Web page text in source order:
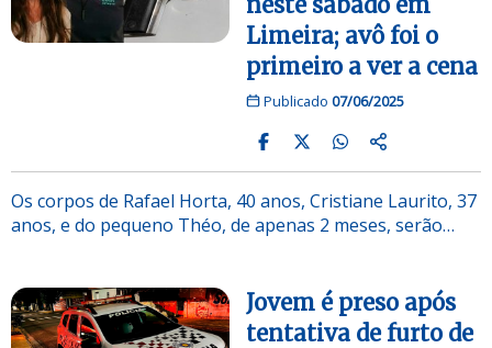
Limeira; avô foi o
primeiro a ver a cena
Publicado 07/06/2025
Os corpos de Rafael Horta, 40 anos, Cristiane Laurito, 37
anos, e do pequeno Théo, de apenas 2 meses, serão…
Jovem é preso após
tentativa de furto de